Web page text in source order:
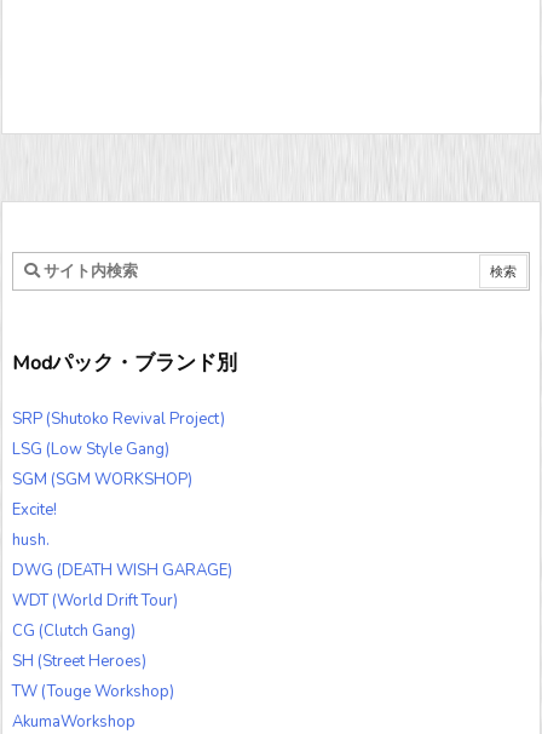
Modパック・ブランド別
SRP (Shutoko Revival Project)
LSG (Low Style Gang)
SGM (SGM WORKSHOP)
Excite!
hush.
DWG (DEATH WISH GARAGE)
WDT (World Drift Tour)
CG (Clutch Gang)
SH (Street Heroes)
TW (Touge Workshop)
AkumaWorkshop